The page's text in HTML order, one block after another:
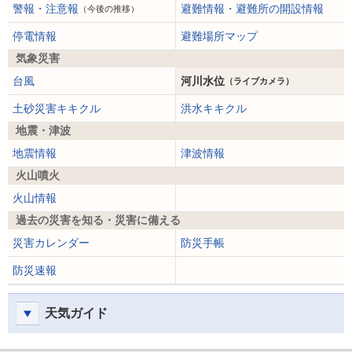
警報・注意報 （今後の推移） 避難情報・避難所の開設情報
停電情報
避難場所マップ
気象災害
台風
河川水位 （ライブカメラ）
土砂災害キキクル
洪水キキクル
地震・津波
地震情報
津波情報
火山噴火
火山情報
過去の災害を知る・災害に備える
災害カレンダー
防災手帳
防災速報
天気ガイド